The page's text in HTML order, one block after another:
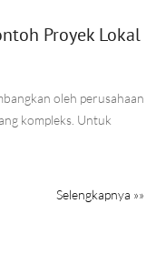
Proyek Lokal
oleh perusahaan
kompleks. Untuk
Selengkapnya »»